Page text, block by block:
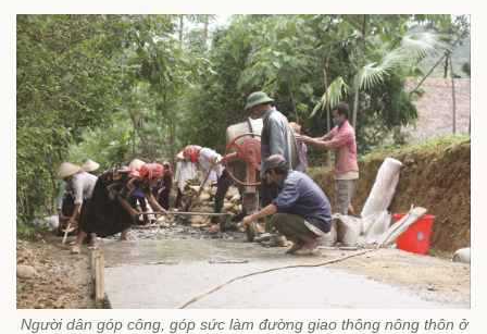
Người dân góp công, góp sức làm đường giao thông nông thôn ở